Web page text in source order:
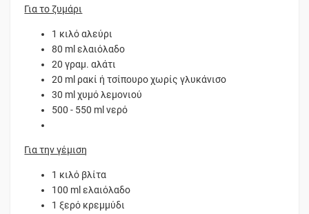
Για το ζυμάρι
1 κιλό αλεύρι
80 ml ελαιόλαδο
20 γραμ. αλάτι
20 ml ρακί ή τσίπουρο χωρίς γλυκάνισο
30 ml χυμό λεμονιού
500 - 550 ml νερό
Για την γέμιση
1 κιλό βλίτα
100 ml ελαιόλαδο
1 ξερό κρεμμύδι